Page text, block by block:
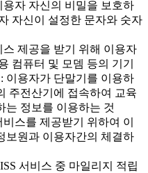
자 자신의 비밀을 보호하
자신이 설정한 문자와 숫자
제공을 받기 위해 이용자
컴퓨터 및 모뎀 등의 기기
이용자가 단말기를 이용하
주전산기에 접속하여 교육
는 정보를 이용하는 것
스를 제공받기 위하여 이
보원과 이용자간의 체결하
서비스 중 마일리지 적립